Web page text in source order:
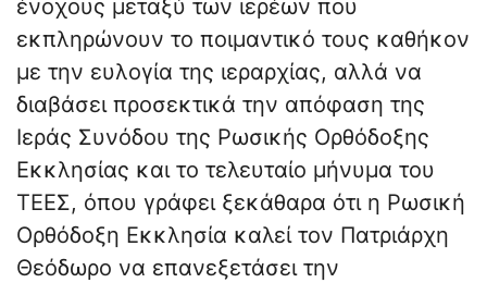
ένοχους μεταξύ των ιερέων που
εκπληρώνουν το ποιμαντικό τους καθήκον
με την ευλογία της ιεραρχίας, αλλά να
διαβάσει προσεκτικά την απόφαση της
Ιεράς Συνόδου της Ρωσικής Ορθόδοξης
Εκκλησίας και το τελευταίο μήνυμα του
ΤΕΕΣ, όπου γράφει ξεκάθαρα ότι η Ρωσική
Ορθόδοξη Εκκλησία καλεί τον Πατριάρχη
Θεόδωρο να επανεξετάσει την